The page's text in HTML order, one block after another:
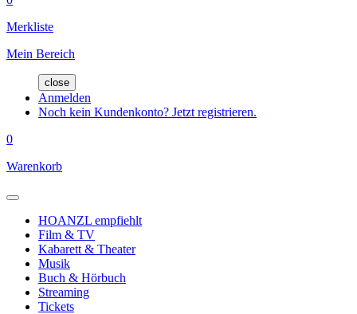
Merkliste
Mein Bereich
close
Anmelden
Noch kein Kundenkonto? Jetzt registrieren.
0
Warenkorb
HOANZL empfiehlt
Film & TV
Kabarett & Theater
Musik
Buch & Hörbuch
Streaming
Tickets